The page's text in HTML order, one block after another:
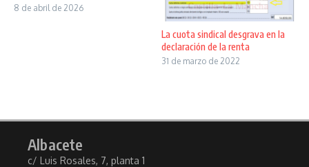
8 de abril de 2026
La cuota sindical desgrava en la
declaración de la renta
31 de marzo de 2022
Albacete
c/ Luis Rosales, 7, planta 1